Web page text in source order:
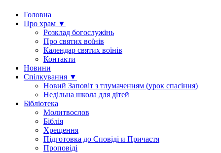
Головна
Про храм ▼
Розклад богослужінь
Про святих воїнів
Календар святих воїнів
Контакти
Новини
Спілкування ▼
Новий Заповіт з тлумаченням (урок спасіння)
Недільна школа для дітей
Бібліотека
Молитвослов
Біблія
Хрещення
Підготовка до Сповіді и Причастя
Проповіді